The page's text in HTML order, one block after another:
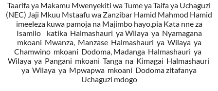
Taarifa ya Makamu Mwenyekiti wa Tume ya Taifa ya Uchaguzi
(NEC) Jaji Mkuu Mstaafu wa Zanzibar Hamid Mahmod Hamid
imeeleza kuwa pamoja na Majimbo hayo,pia Kata nne za
Isamilo katika Halmashauri ya Wilaya ya Nyamagana
mkoani Mwanza, Manzase Halmashauri ya Wilaya ya
Chamwino mkoani Dodoma, Madanga Halmashauri ya
Wilaya ya Pangani mkoani Tanga na Kimagai Halmashauri
ya Wilaya ya Mpwapwa mkoani Dodoma zitafanya
Uchaguzi mdogo